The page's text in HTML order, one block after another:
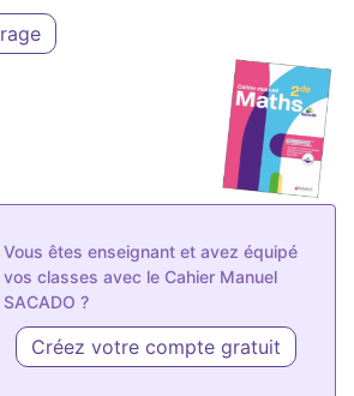
Vous êtes enseignant et avez équipé
vos classes avec le Cahier Manuel
SACADO ?
Créez votre compte gratuit